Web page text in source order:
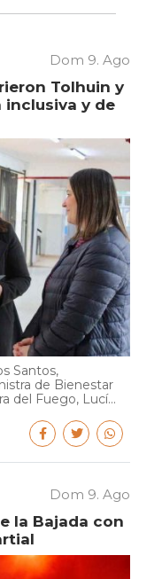
Dom 9. Ago
Tolhuin y
inclusiva y de
Santos,
de Bienestar
del Fuego, Lucí...
Dom 9. Ago
la Bajada con